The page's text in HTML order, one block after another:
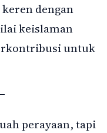
dengan
keislaman
untuk
perayaan, tapi